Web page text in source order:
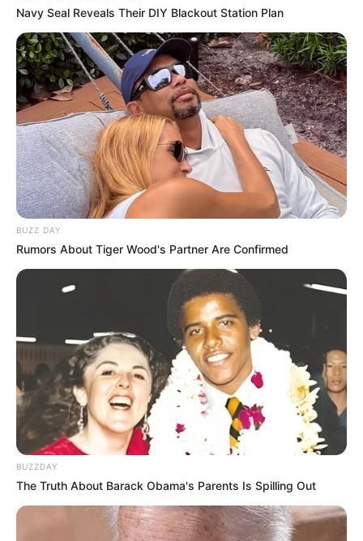
Navy Seal Reveals Their DIY Blackout Station Plan
BUZZ DAY
Rumors About Tiger Wood's Partner Are Confirmed
BUZZDAY
The Truth About Barack Obama's Parents Is Spilling Out